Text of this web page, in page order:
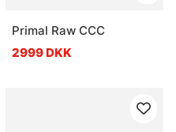
Primal Raw CCC
2999 DKK